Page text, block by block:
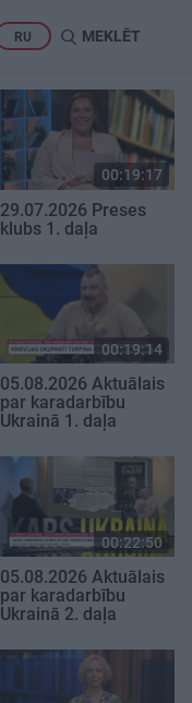
RU MEKLĒT
00:19:17
29.07.2026 Preses
klubs 1. daļa
00:19:14
05.08.2026 Aktuālais
par karadarbību
Ukrainā 1. daļa
00:22:50
05.08.2026 Aktuālais
par karadarbību
Ukrainā 2. daļa